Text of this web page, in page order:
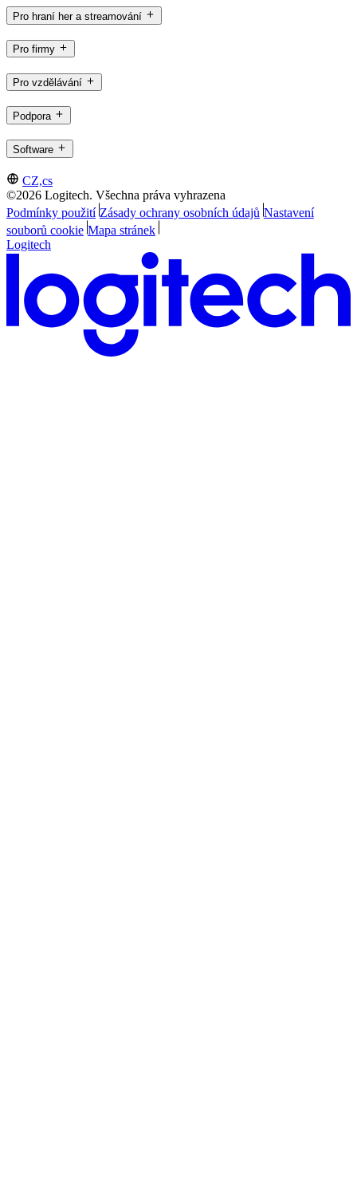
Pro hraní her a streamování
Pro firmy
Pro vzdělávání
Podpora
Software
CZ,cs
©2026 Logitech. Všechna práva vyhrazena
Podmínky použití Zásady ochrany osobních údajů Nastavení
souborů cookie Mapa stránek
Logitech